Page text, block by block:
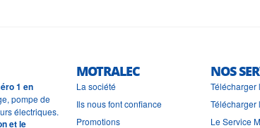
1 en
pompe de
électriques.
et le
MOTRALEC
La société
Ils nous font confiance
Promotions
NOS
Télécharger
Télécharger
Le Service